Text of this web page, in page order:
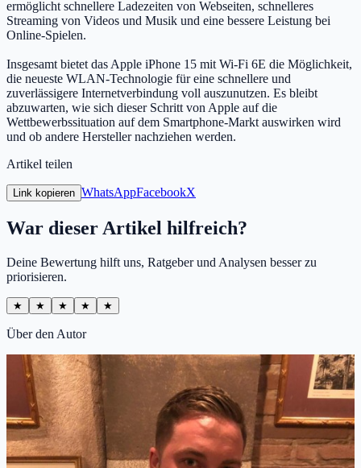
ermöglicht schnellere Ladezeiten von Webseiten, schnelleres
Streaming von Videos und Musik und eine bessere Leistung bei
Online-Spielen.
Insgesamt bietet das Apple iPhone 15 mit Wi-Fi 6E die Möglichkeit,
die neueste WLAN-Technologie für eine schnellere und
zuverlässigere Internetverbindung voll auszunutzen. Es bleibt
abzuwarten, wie sich dieser Schritt von Apple auf die
Wettbewerbssituation auf dem Smartphone-Markt auswirken wird
und ob andere Hersteller nachziehen werden.
Artikel teilen
Link kopieren WhatsAppFacebookX
War dieser Artikel hilfreich?
Deine Bewertung hilft uns, Ratgeber und Analysen besser zu
priorisieren.
★ ★ ★ ★ ★
Über den Autor